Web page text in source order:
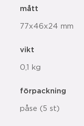
mått
77x46x24 mm
vikt
0,1 kg
förpackning
påse (5 st)